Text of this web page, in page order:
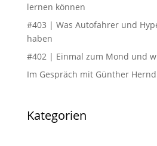
lernen können
#403 | Was Autofahrer und
haben
#402 | Einmal zum Mond und
Im Gespräch mit Günther
Kategorien